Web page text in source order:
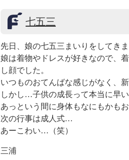
七五三
先日、娘の七五三まいりをしてき
娘は着物やドレスが好きなので、
し顔でした。
いつものおてんばな感じがなく、
しかし…子供の成長って本当に早
あっという間に身体もなにもかも
次の行事は成人式…
あーこわい…（笑）
三浦